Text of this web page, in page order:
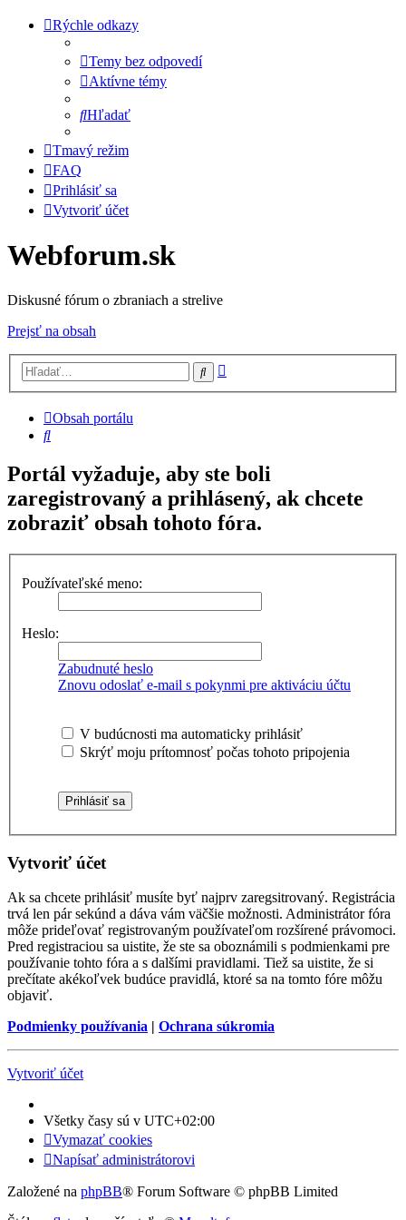
Rýchle odkazy
Temy bez odpovedí
Aktívne témy
Hľadať
Tmavý režim
FAQ
Prihlásiť sa
Vytvoriť účet
Webforum.sk
Diskusné fórum o zbraniach a strelive
Prejsť na obsah
Hľadať
Obsah portálu
Hľadať
Portál vyžaduje, aby ste boli
zaregistrovaný a prihlásený, ak chcete
zobraziť obsah tohoto fóra.
Používateľské meno:
Heslo:
Zabudnuté heslo
Znovu odoslať e-mail s pokynmi pre aktiváciu účtu
V budúcnosti ma automaticky prihlásiť
Skrýť moju prítomnosť počas tohoto pripojenia
Vytvoriť účet
Ak sa chcete prihlásiť musíte byť najprv zaregsitrovaný. Registrácia
trvá len pár sekúnd a dáva vám väčšie možnosti. Administrátor fóra
môže prideľovať registrovaným používateľom rozšírené právomoci.
Pred registraciou sa uistite, že ste sa oboznámili s podmienkami pre
používanie tohto fóra a s dalšími pravidlami. Tiež sa uistite, že si
prečítate akékoľvek budúce pravidlá, ktoré sa na tomto fóre môžu
objaviť.
Podmienky používania | Ochrana súkromia
Vytvoriť účet
Všetky časy sú v UTC+02:00
Vymazať cookies
Napísať administrátorovi
Založené na phpBB® Forum Software © phpBB Limited